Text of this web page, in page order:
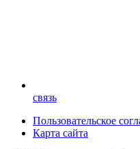
связь
Пользовательское
Карта сайта